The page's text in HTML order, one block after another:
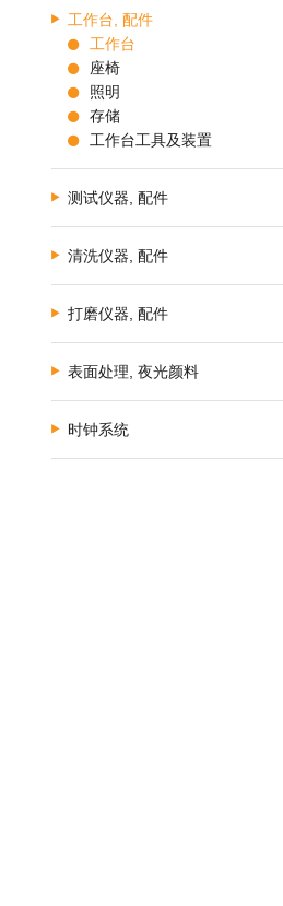
工作台, 配件
工作台
座椅
照明
存储
工作台工具及装置
测试仪器, 配件
清洗仪器, 配件
打磨仪器, 配件
表面处理, 夜光颜料
时钟系统